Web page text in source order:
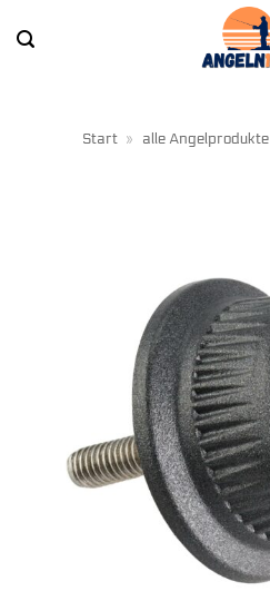
Inhalt
Start » alle Angelprodukte